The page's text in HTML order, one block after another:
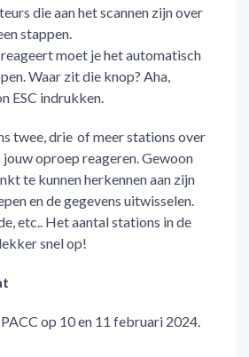
die aan het scannen zijn over
stappen.
reageert moet je het automatisch
Waar zit die knop? Aha,
ESC indrukken.
twee, drie of meer stations over
jouw oproep reageren. Gewoon
te kunnen herkennen aan zijn
en de gegevens uitwisselen.
etc.. Het aantal stations in de
snel op!
op 10 en 11 februari 2024.